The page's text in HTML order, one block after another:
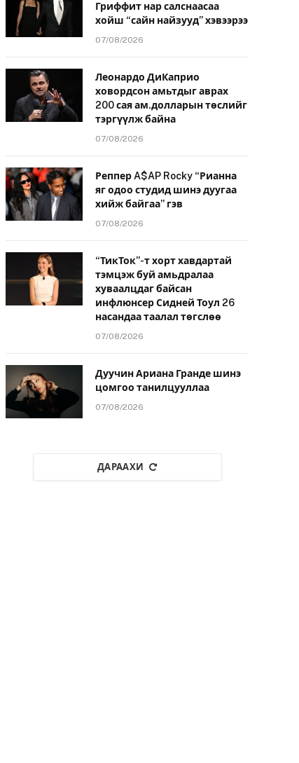
Гриффит нар салснаасаа
хойш “сайн найзууд” хэвээрээ
07/08/2026
Леонардо ДиКаприо
ховордсон амьтдыг аврах
200 сая ам.долларын төслийг
тэргүүлж байна
07/08/2026
Реппер A$AP Rocky “Рианна
яг одоо студид шинэ дуугаа
хийж байгаа” гэв
07/08/2026
“ТикТок”-т хорт хавдартай
тэмцэж буй амьдралаа
хуваалцдаг байсан
инфлюнсер Сидней Тоул 26
насандаа таалал төгслөө
07/08/2026
Дуучин Ариана Гранде шинэ
цомгоо танилцууллаа
07/08/2026
ДАРААХИ